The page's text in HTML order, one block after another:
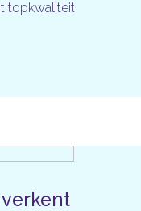
topkwaliteit
verkent